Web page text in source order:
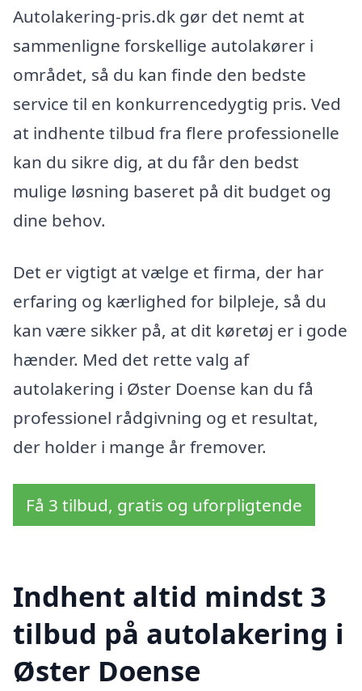
Autolakering-pris.dk gør det nemt at
sammenligne forskellige autolakører i
området, så du kan finde den bedste
service til en konkurrencedygtig pris. Ved
at indhente tilbud fra flere professionelle
kan du sikre dig, at du får den bedst
mulige løsning baseret på dit budget og
dine behov.
Det er vigtigt at vælge et firma, der har
erfaring og kærlighed for bilpleje, så du
kan være sikker på, at dit køretøj er i gode
hænder. Med det rette valg af
autolakering i Øster Doense kan du få
professionel rådgivning og et resultat,
der holder i mange år fremover.
Få 3 tilbud, gratis og uforpligtende
Indhent altid mindst 3
tilbud på autolakering i
Øster Doense